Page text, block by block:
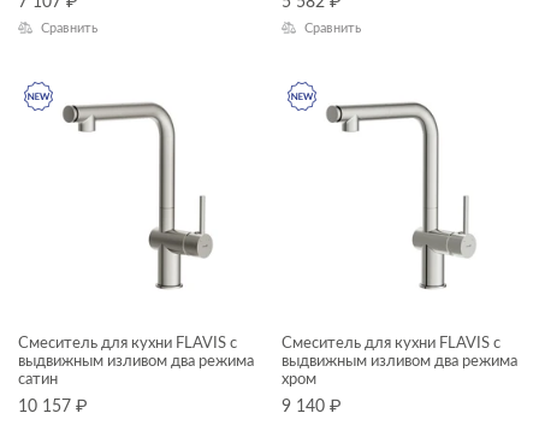
Сравнить Сравнить
Смеситель для кухни FLAVIS с
выдвижным изливом два режима
сатин
10 157 ₽
Смеситель для кухни FLAVIS с
выдвижным изливом два режима
хром
9 140 ₽